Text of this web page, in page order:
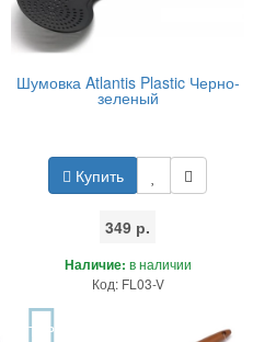
Шумовка Atlantis Plastic Черно-
зеленый
Купить
349 р.
Наличие: в наличии
Код: FL03-V
TOP